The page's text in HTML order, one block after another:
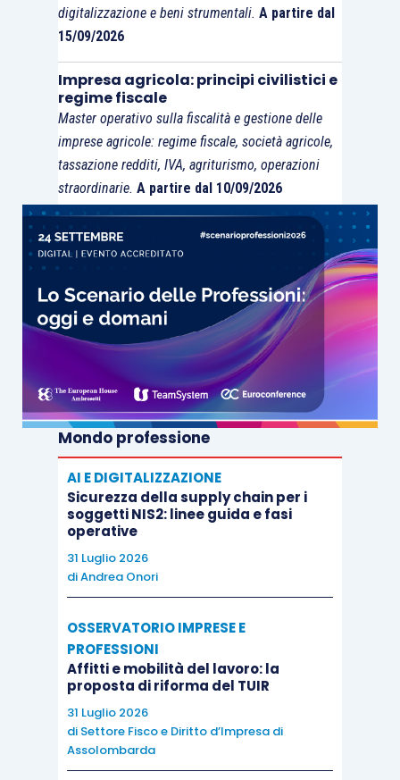
digitalizzazione e beni strumentali. A partire dal
15/09/2026
Impresa agricola: principi civilistici e
regime fiscale
Master operativo sulla fiscalità e gestione delle
imprese agricole: regime fiscale, società agricole,
tassazione redditi, IVA, agriturismo, operazioni
straordinarie. A partire dal 10/09/2026
Mondo professione
AI E DIGITALIZZAZIONE
Sicurezza della supply chain per i
soggetti NIS2: linee guida e fasi
operative
31 Luglio 2026
diAndrea Onori
OSSERVATORIO IMPRESE E
PROFESSIONI
Affitti e mobilità del lavoro: la
proposta di riforma del TUIR
31 Luglio 2026
di Settore Fisco e Diritto d’Impresa di
Assolombarda